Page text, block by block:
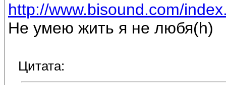
http://www.bisound.com/
Не умею жить я не любя(h)
Цитата: